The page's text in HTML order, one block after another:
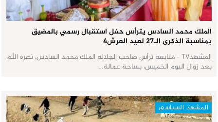
الملك محمد السادس يترأس حفل استقبال رسمي بالمضيق
بمناسبة الذكرى الـ27 لعيد العرش٤
المشهدTV - متابعة ترأس صاحب الجلالة الملك محمد السادس، نصره الله،
بعد زوال اليوم الخميس، بساحة عمالة…
المشهد السياسي